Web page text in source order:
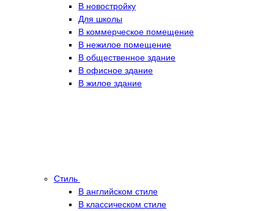
В новостройку
Для школы
В коммерческое помещение
В нежилое помещение
В общественное здание
В офисное здание
В жилое здание
Стиль
В английском стиле
В классическом стиле